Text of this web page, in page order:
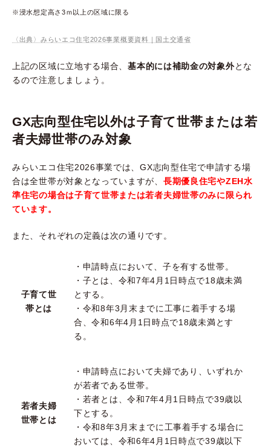
※浸水想定高さ3ｍ以上の区域に限る
〈出典〉みらいエコ住宅2026事業概要資料｜国土交通省
上記の区域に立地する場合、基本的には補助金の対象外とな
るので注意しましょう。
GX志向型住宅以外は子育て世帯または若
者夫婦世帯のみ対象
みらいエコ住宅2026事業では、GX志向型住宅で申請する場
合は全世帯が対象となっていますが、 長期優良住宅やZEH水
準住宅の場合は子育て世帯または若者夫婦世帯のみに限られ
ています。
また、それぞれの定義は次の通りです。
子育て世
帯とは
・申請時点において、子を有する世帯。
・子とは、令和7年4月1日時点で18歳未満
とする。
・令和8年3月末までに工事に着手する場
合、令和6年4月1日時点で18歳未満とす
る。
若者夫婦
世帯とは
・申請時点において夫婦であり、いずれか
が若者である世帯。
・若者とは、令和7年4月1日時点で39歳以
下とする。
・令和8年3月末までに工事着手する場合に
おいては、令和6年4月1日時点で39歳以下